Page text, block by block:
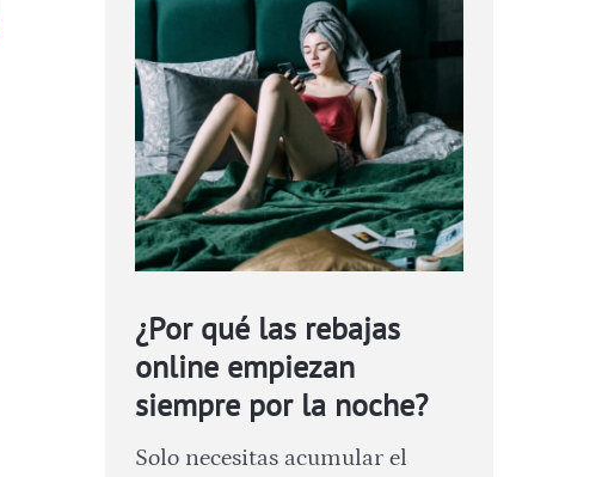
¿Por qué las rebajas
online empiezan
siempre por la noche?
Solo necesitas acumular el